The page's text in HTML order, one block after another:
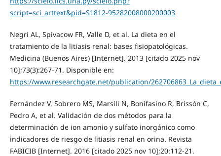
script=sci_arttext&pid=S1812-95282008000200003
Negri AL, Spivacow FR, Valle D, et al. La dieta en el
tratamiento de la litiasis renal: bases fisiopatológicas.
Medicina (Buenos Aires) [Internet]. 2013 [citado 2025 nov
10];73(3):267-71. Disponible en:
https://www.researchgate.net/publication/
Fernández V, Sobrero MS, Marsili N, Bonifasino R, Brissón C,
Pedro A, et al. Validación de dos métodos para la
determinación de ion amonio y sulfato inorgánico como
indicadores de riesgo de litiasis renal en orina. Revista
FABICIB [Internet]. 2016 [citado 2025 nov 10];20:112-21.